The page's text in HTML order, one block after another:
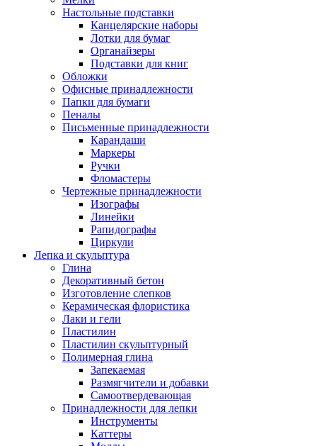
Настольные подставки
Канцелярские наборы
Лотки для бумаг
Органайзеры
Подставки для книг
Обложки
Офисные принадлежности
Папки для бумаги
Пеналы
Письменные принадлежности
Карандаши
Маркеры
Ручки
Фломастеры
Чертежные принадлежности
Изографы
Линейки
Рапидографы
Циркули
Лепка и скульптура
Глина
Декоративный бетон
Изготовление слепков
Керамическая флористика
Лаки и гели
Пластилин
Пластилин скульптурный
Полимерная глина
Запекаемая
Размягчители и добавки
Самоотвердевающая
Принадлежности для лепки
Инструменты
Каттеры